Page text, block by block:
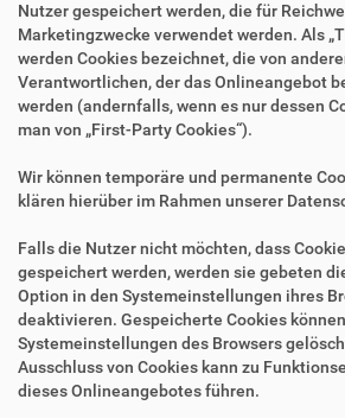
Nutzer gespeichert werden, die für
Marketingzwecke verwendet werden. Als
werden Cookies bezeichnet, die von
Verantwortlichen, der das Onlineangebot
werden (andernfalls, wenn es nur dessen
man von „First-Party Cookies“).
Wir können temporäre und permanente
klären hierüber im Rahmen unserer
Falls die Nutzer nicht möchten, dass
gespeichert werden, werden sie gebeten
Option in den Systemeinstellungen ihres
deaktivieren. Gespeicherte Cookies
Systemeinstellungen des Browsers
Ausschluss von Cookies kann zu
dieses Onlineangebotes führen.